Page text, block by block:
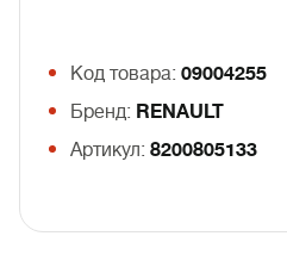
Код товара: 09004255
Бренд: RENAULT
Артикул: 8200805133